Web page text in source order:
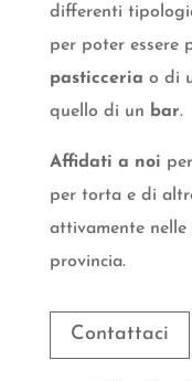
differenti
per poter essere
pasticceria o di
quello di un bar.
Affidati a noi
per torta e di
attivamente nelle
provincia.
Contattaci